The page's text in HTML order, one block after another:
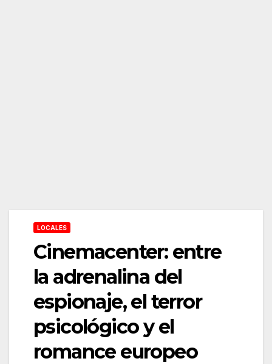
LOCALES
Cinemacenter: entre
la adrenalina del
espionaje, el terror
psicológico y el
romance europeo